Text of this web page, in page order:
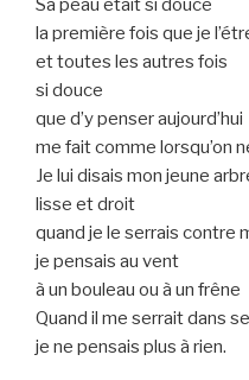
Sa peau était si douce
la première fois que je
et toutes les autres fois
si douce
que d’y penser aujourd’hui
me fait comme lorsqu’on
Je lui disais mon jeune
lisse et droit
quand je le serrais contre
je pensais au vent
à un bouleau ou à un frêne
Quand il me serrait dans
je ne pensais plus à rien.